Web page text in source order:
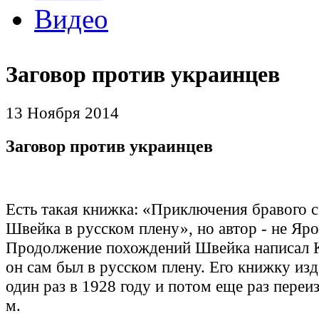
Видео
Заговор против украинцев
13 Ноября 2014
Заговор против украинцев
Есть такая книжка: «Приключения бравого
Швейка в русском плену», но автор - не
Продолжение похождений Швейка написал
он сам был в русском плену. Его книжку
один раз в 1928 году и потом еще раз
м.